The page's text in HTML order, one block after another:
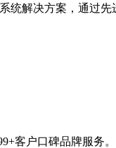
解决方案，通过
客户口碑品牌服务。